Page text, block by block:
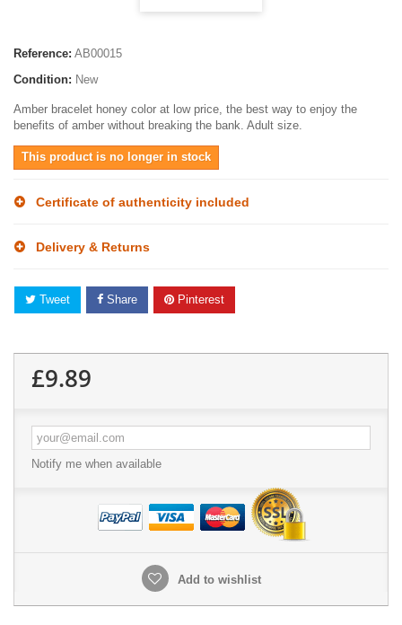
Reference: AB00015
Condition: New
Amber bracelet honey color at low price, the best way to enjoy the
benefits of amber without breaking the bank. Adult size.
This product is no longer in stock
Certificate of authenticity included
Delivery & Returns
Tweet Share Pinterest
£9.89
Notify me when available
Add to wishlist